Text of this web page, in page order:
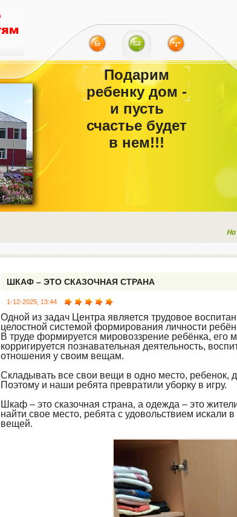
Подарим
ребенку дом -
и пусть
счастье будет
в нем!!!
ШКАФ – ЭТО СКАЗОЧНАЯ СТРАНА
1-12-2025, 13:44
Одной из задач Центра является трудовое
целостной системой формирования личности
В труде формируется мировоззрение ребёнка, его
корригируется познавательная деятельность,
отношения у своим вещам.
Складывать все свои вещи в одно место, ребенок,
Поэтому и наши ребята превратили уборку в игру.
Шкаф – это сказочная страна, а одежда – это
найти свое место, ребята с удовольствием искали
вещей.